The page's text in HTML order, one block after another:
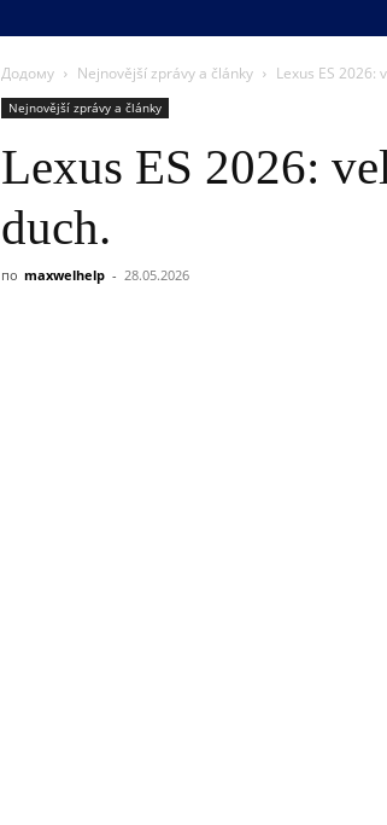
Додому Nejnovější zprávy a články Lexus ES 2026:
Nejnovější zprávy a články
Lexus ES 2026:
duch.
по maxwelhelp - 28.05.2026